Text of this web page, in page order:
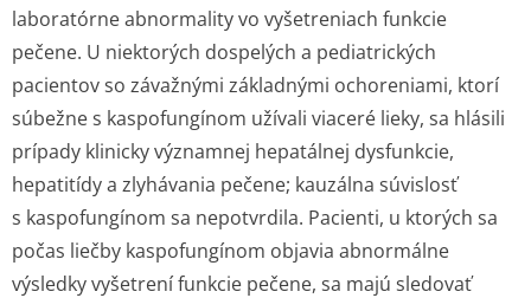
laboratórne abnormality vo vyšetreniach funkcie
pečene. U niektorých dospelých a pediatrických
pacientov so závažnými základnými ochoreniami, ktorí
súbežne s kaspofungínom užívali viaceré lieky, sa hlásili
prípady klinicky významnej hepatálnej dysfunkcie,
hepatitídy a zlyhávania pečene; kauzálna súvislosť
s kaspofungínom sa nepotvrdila. Pacienti, u ktorých sa
počas liečby kaspofungínom objavia abnormálne
výsledky vyšetrení funkcie pečene, sa majú sledovať